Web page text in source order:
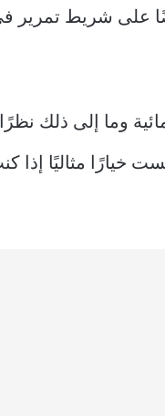
على شريط تمرير
وما إلى ذلك
خيارًا مثاليًا